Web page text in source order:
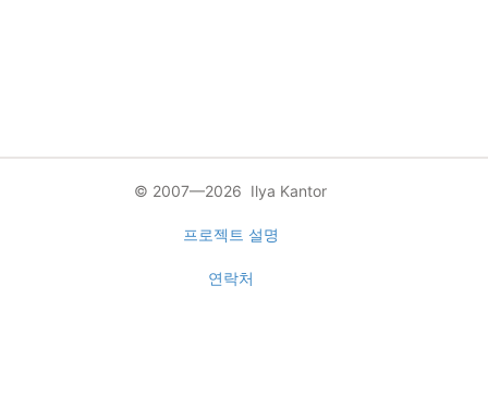
© 2007—2026 Ilya Kantor
프로젝트 설명
연락처